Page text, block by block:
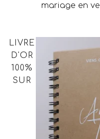
mariage en
LIVRE
D'OR
100%
SUR